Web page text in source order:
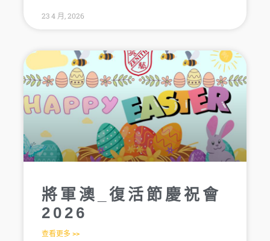
23 4 月, 2026
將軍澳_復活節慶祝會
2026
查看更多 >>